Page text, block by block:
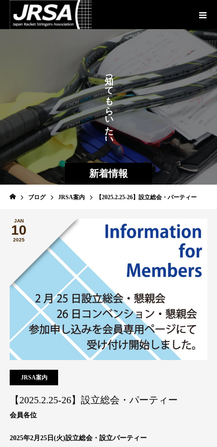
新着情報
っ
て
も
ら
い
た
い
が
あ
ブログ JRSA案内 【2025.2.25-26】設立総会・パーティー
JAN
10
2025
JRSA案内
【2025.2.25-26】設立総会・パーティー
会員各位
2025年2月25日(火)設立総会・設立パーティー